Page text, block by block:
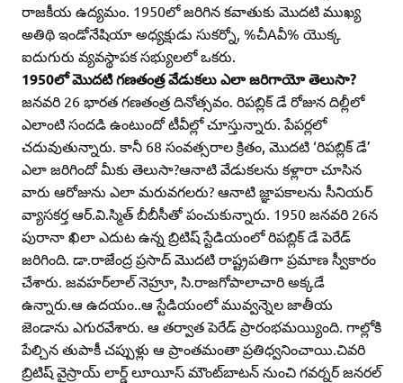
రాజకీయ ఉద్యమం. 1950లో జరిగిన కవాతుకు మొదటి ముఖ్య
అతిథి ఇండోనేషియా అధ్యక్షుడు సుకర్నో, %చీAవీ% యొక్క
ఐదుగురు వ్యవస్థాపక సభ్యులలో ఒకరు.
1950లో మొదటి గణతంత్ర వేడుకలు ఎలా జరిగాయో తెలుసా?
జనవరి 26 భారత గణతంత్ర దినోత్సవం. రిపబ్లిక్‌ డే రోజున దిల్లీలో
ఎలాంటి సందడి ఉంటుందో టీవీల్లో చూస్తున్నారు. పేపర్లలో
చదువుతున్నారు. కానీ 68 సంవత్సరాల క్రితం, మొదటి ‘రిపబ్లిక్‌ డే’
ఎలా జరిగిందో మీకు తెలుసా?ఆనాటి వేడుకలను కళ్లారా చూసిన
వారు ఆరోజును ఎలా మరువగలరు? ఆనాటి జ్ఞాపకాలను సీనియర్‌
వ్యాసకర్త ఆర్‌.వి.స్మిత్‌ బీబీసీతో పంచుకున్నారు. 1950 జనవరి 26న
పురానా ఖిలా ఎదుట ఉన్న బ్రిటిష్‌ స్టేడియంలో రిపబ్లిక్‌ డే పెరేడ్‌
జరిగింది. డా.రాజేంద్ర ప్రసాద్‌ మొదటి రాష్ట్రపతిగా ప్రమాణ స్వీకారం
చేశారు. జవహర్‌లాల్‌ నెహ్రూ, సి.రాజగోపాలాచారి అక్కడే
ఉన్నారు.ఆ ఉదయం..ఆ స్టేడియంలో మువ్వన్నెల జాతీయ
జెండాను ఎగురవేశారు. ఆ తర్వాత పెరేడ్‌ ప్రారంభమయ్యింది. గాల్లోకి
పేల్చిన తుపాకీ చప్పుళ్లు ఆ ప్రాంతమంతా ప్రతిధ్వనించాయి.చివరి
బ్రిటిష్‌ వైస్రాయ్‌ లార్డ్‌ లూయీస్‌ మౌంట్‌బాటన్‌ నుంచి గవర్నర్‌ జనరల్‌